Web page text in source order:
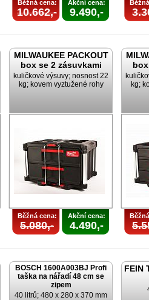
Běžná cena:
10.662,-
Akční cena:
9.490,-
MILWAUKEE PACKOUT
box se 2 zásuvkami
kuličkové výsuvy; nosnost 22
kg; kovem vyztužené rohy
Běžná cena:
5.080,-
Akční cena:
4.490,-
kg;
BOSCH 1600A003BJ Profi
taška na nářadí 48 cm se
zipem
40 litrů; 480 x 280 x 370 mm
FEIN